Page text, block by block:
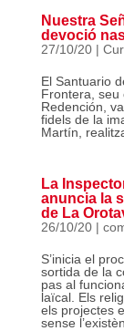
Nuestra
devoció
27/10/20|
El Santuario
Frontera, seu
Redención,
fidels de la
Martín,
La
anuncia la
de La
26/10/20|
S’inicia el
sortida de la
pas al
laïcal. Els
els projectes
sense